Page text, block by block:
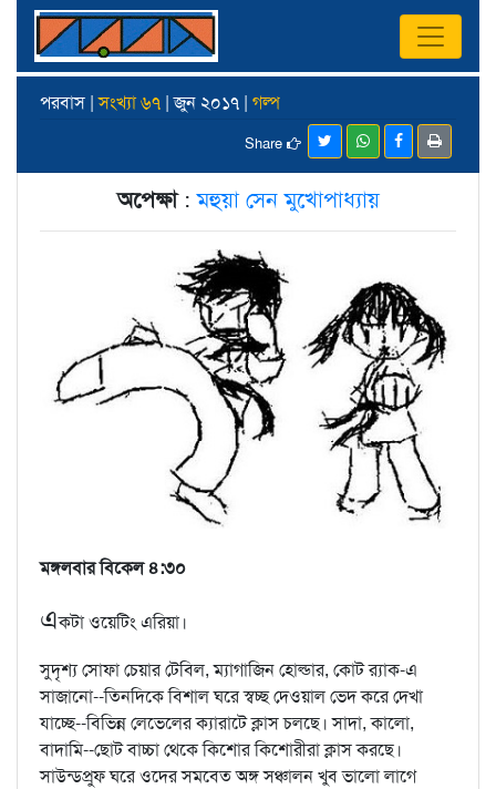
পরবাস |সংখ্যা ৬৭ | জুন ২০১৭ | গল্প
Share
অপেক্ষা:মহুয়া সেন মুখোপাধ্যায়
মঙ্গলবার বিকেল ৪:৩০
একটা ওয়েটিং এরিয়া।
সুদৃশ্য সোফা চেয়ার টেবিল, ম্যাগাজিন হোল্ডার, কোট র‍্যাক-এ
সাজানো--তিনদিকে বিশাল ঘরে স্বচ্ছ দেওয়াল ভেদ করে দেখা
যাচ্ছে--বিভিন্ন লেভেলের ক্যারাটে ক্লাস চলছে। সাদা, কালো,
বাদামি--ছোট বাচ্চা থেকে কিশোর কিশোরীরা ক্লাস করছে।
সাউন্ডপ্রুফ ঘরে ওদের সমবেত অঙ্গ সঞ্চালন খুব ভালো লাগে